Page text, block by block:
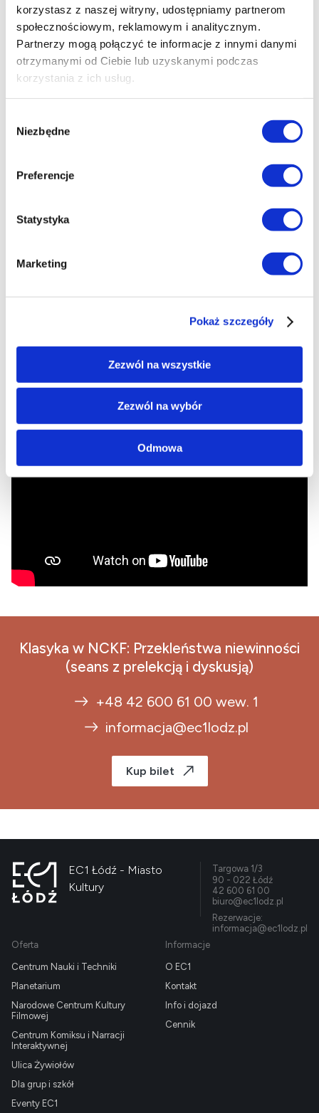
korzystasz z naszej witryny, udostępniamy partnerom
społecznościowym, reklamowym i analitycznym.
Partnerzy mogą połączyć te informacje z innymi danymi
otrzymanymi od Ciebie lub uzyskanymi podczas
korzystania z ich usług.
zgody
Niezbędne
Preferencje
Statystyka
Marketing
Pokaż szczegóły
Zezwól na wszystkie
Zezwól na wybór
Odmowa
Pedro Almodóvar
Nadzwyczajny debiut, błyskotliwa adaptacja. Elegijna i
zachwycająca wizualnie
Martin Scorsese
Igor Kierkosz
produkcja
gatunek
Klasyka w NCKF: Przekleństwa niewinności
(seans z prelekcją i dyskusją)
+48 42 600 61 00 wew. 1
informacja@ec1lodz.pl
Kup bilet
EC1 Łódź - Miasto
Kultury
Targowa 1/3
90 - 022 Łódź
42 600 61 00
biuro@ec1lodz.pl
Rezerwacje:
informacja@ec1lodz.pl
Oferta
Centrum Nauki i Techniki
Planetarium
Narodowe Centrum Kultury
Filmowej
Centrum Komiksu i Narracji
Interaktywnej
Ulica Żywiołów
Dla grup i szkół
Eventy EC1
Informacje
O EC1
Kontakt
Info i dojazd
Cennik